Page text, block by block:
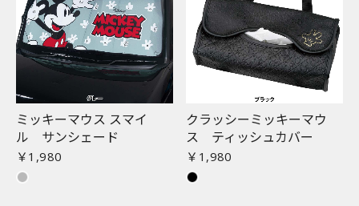
ミッキーマウス スマイ
ル サンシェード
￥1,980
クラッシーミッキーマウ
ス ティッシュカバー
￥1,980